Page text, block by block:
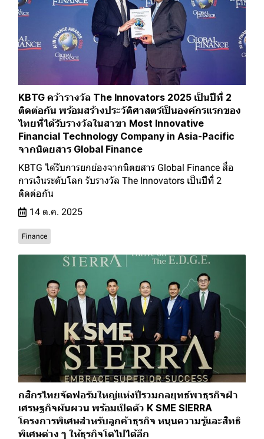
KBTG คว้ารางวัล The Innovators 2025 เป็นปีที่ 2
ติดต่อกัน พร้อมสร้างประวัติศาสตร์เป็นองค์กรแรกของ
ไทยที่ได้รับรางวัลในสาขา Most Innovative
Financial Technology Company in Asia-Pacific
จากนิตยสาร Global Finance
KBTG ได้รับการยกย่องจากนิตยสาร Global Finance สื่อ
การเงินระดับโลก รับรางวัล The Innovators เป็นปีที่ 2
ติดต่อกัน
14 ต.ค. 2025
Finance
กสิกรไทยจัดฟอรัมใหญ่แห่งปีรวมกลยุทธ์พาธุรกิจฝ่า
เศรษฐกิจผันผวน พร้อมเปิดตัว K SME SIERRA
โครงการพิเศษสำหรับลูกค้าธุรกิจ หนุนความรู้และสิทธิ
พิเศษต่าง ๆ ให้ธุรกิจโตไปได้อีก